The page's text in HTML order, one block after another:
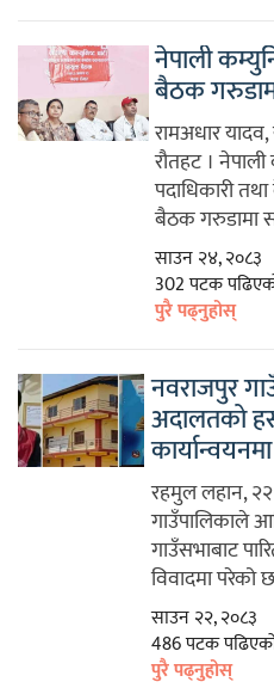
नेपाली
बैठक
रामअधार
रौतहट । नेपाली
पदाधिकारी
बैठक गरुडामा
साउन २४, २०८३
302 पटक
पुरै पढ्नुहोस्
नवराजपुर
अदालतको
रहमुल लहान,
गाउँपालिकाले
गाउँसभाबाट
विवादमा परेको
साउन २२, २०८३
486 पटक
पुरै पढ्नुहोस्